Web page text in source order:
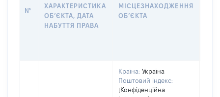
№
ХАРАКТЕРИСТИКА
ОБʼЄКТА, ДАТА
НАБУТТЯ ПРАВА
МІСЦЕЗНАХОДЖЕННЯ
ОБʼЄКТА
Країна: Україна
Поштовий індекс:
[Конфіденційна